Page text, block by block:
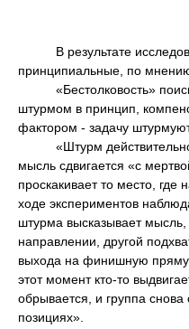
В результате
принципиальные, по
«Бестолковость»
штурмом в принцип,
фактором - задачу
«Штурм действительно
мысль сдвигается «с
проскакивает то место, где
ходе экспериментов
штурма высказывает
направлении, другой
выхода на финишную
этот момент кто-то
обрывается, и группа
позициях».